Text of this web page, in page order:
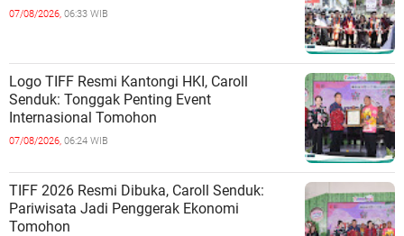
07/08/2026, 06:33 WIB
Logo TIFF Resmi Kantongi HKI, Caroll
Senduk: Tonggak Penting Event
Internasional Tomohon
07/08/2026, 06:24 WIB
TIFF 2026 Resmi Dibuka, Caroll Senduk:
Pariwisata Jadi Penggerak Ekonomi
Tomohon